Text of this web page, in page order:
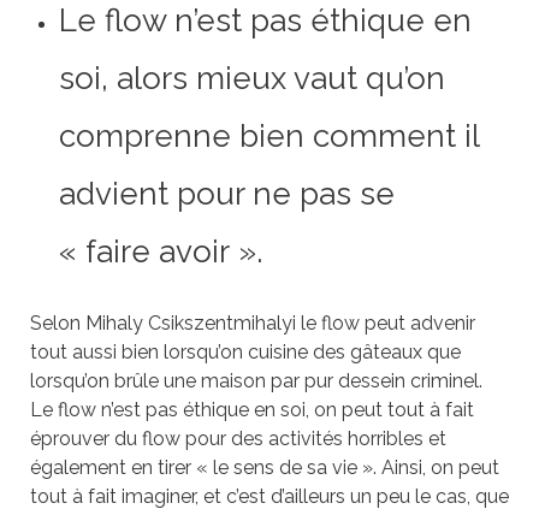
Le flow n’est pas éthique en
soi, alors mieux vaut qu’on
comprenne bien comment il
advient pour ne pas se
« faire avoir ».
Selon Mihaly Csikszentmihalyi le flow peut advenir
tout aussi bien lorsqu’on cuisine des gâteaux que
lorsqu’on brûle une maison par pur dessein criminel.
Le flow n’est pas éthique en soi, on peut tout à fait
éprouver du flow pour des activités horribles et
également en tirer « le sens de sa vie ». Ainsi, on peut
tout à fait imaginer, et c’est d’ailleurs un peu le cas, que